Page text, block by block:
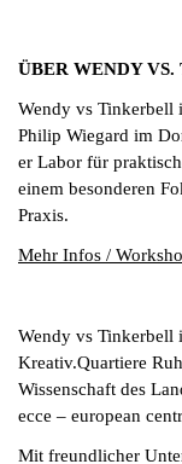
ÜBER WENDY
Wendy vs Tinkerbell
Philip Wiegard im
er Labor für
einem besonderen
Praxis.
Mehr Infos /
Wendy vs Tinkerbell
Kreativ.Quartiere
Wissenschaft des
ecce – european
Mit freundlicher